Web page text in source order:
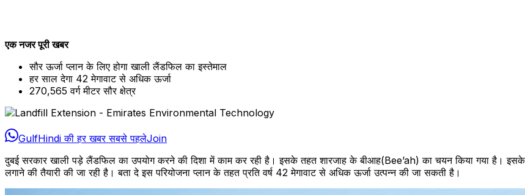
एक नजर पूरी खबर
सौर ऊर्जा प्लान के लिए होगा खाली लैंडफिल का इस्तेमाल
हर साल देगा 42 मेगावाट से अधिक ऊर्जा
270,565 वर्ग मीटर सौर क्षेत्र
GulfHindi की हर खबर सबसे पहलेJoin
दुबई सरकार खाली पड़े लैंडफिल का उपयोग करने की दिशा में काम कर रही है। इसके तहत शारजाह के बीआह(Bee’ah) का चयन किया गया है। इसके
लगाने की तैयारी की जा रही है। बता दे इस परियोजना प्लान के तहत प्रति वर्ष 42 मेगावाट से अधिक ऊर्जा उत्पन्न की जा सकती है।